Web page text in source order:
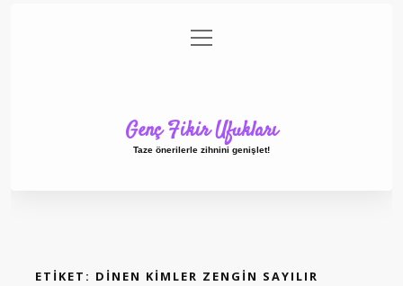
Gizlilik Politikası
menüyü
aç
Genç Fikir Ufukları
Taze önerilerle zihnini genişlet!
ETIKET: DINEN KIMLER ZENGIN SAYILIR